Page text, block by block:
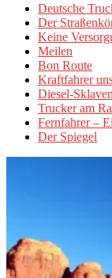
Deutsche
Der
Keine
Meilen
Bon Route
Kraftfahrer
Diesel-
Trucker am
Fernfahrer –
Der Spiegel